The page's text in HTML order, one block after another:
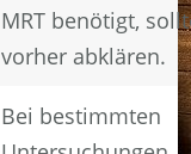
MRT benötigt,
vorher abklären.
Bei bestimmten